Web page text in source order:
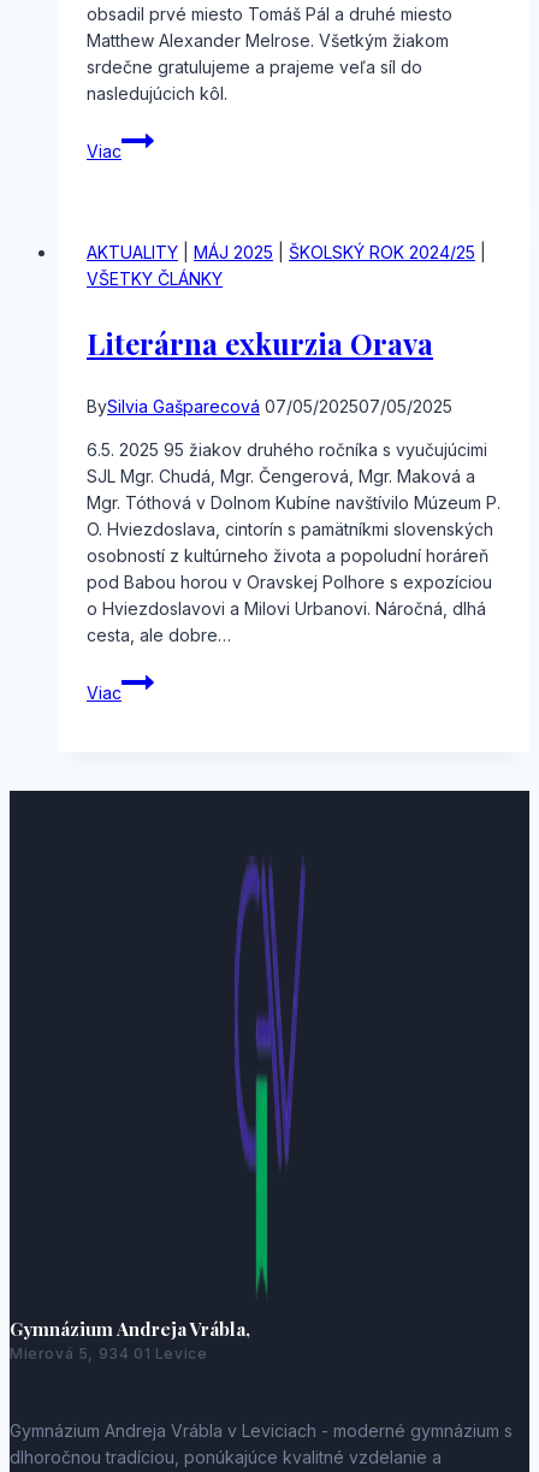
obsadil prvé miesto Tomáš Pál a druhé miesto
Matthew Alexander Melrose. Všetkým žiakom
srdečne gratulujeme a prajeme veľa síl do
nasledujúcich kôl.
Viac
Školské
kolo
ANJ
AKTUALITY MÁJ 2025 ŠKOLSKÝ ROK 2024/25
VŠETKY ČLÁNKY
Literárna exkurzia Orava
BySilvia Gašparecová 07/05/202507/05/2025
6.5. 2025 95 žiakov druhého ročníka s vyučujúcimi
SJL Mgr. Chudá, Mgr. Čengerová, Mgr. Maková a
Mgr. Tóthová v Dolnom Kubíne navštívilo Múzeum P.
O. Hviezdoslava, cintorín s pamätníkmi slovenských
osobností z kultúrneho života a popoludní horáreň
pod Babou horou v Oravskej Polhore s expozíciou
o Hviezdoslavovi a Milovi Urbanovi. Náročná, dlhá
cesta, ale dobre…
Viac
Literárna
exkurzia
Gymnázium Andreja Vrábla,
Mierová 5, 934 01 Levice
Gymnázium Andreja Vrábla v Leviciach - moderné gymnázium s
dlhoročnou tradíciou, ponúkajúce kvalitné vzdelanie a